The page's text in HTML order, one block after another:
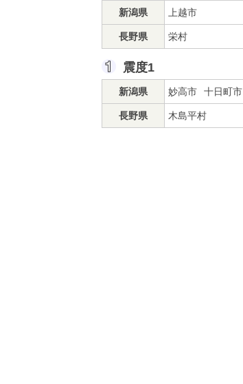
新潟県 上越市
長野県 栄村
震度1
新潟県 妙高市 十日町市
長野県 木島平村